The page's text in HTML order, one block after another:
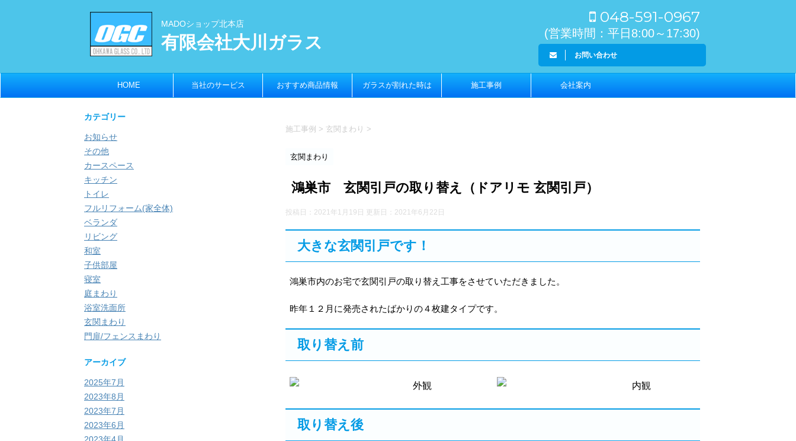
MADOショップ北本店
有限会社大川ガラス
048-591-0967
(営業時間：平日8:00～17:30)
お問い合わせ
HOME 当社のサービス おすすめ商品情報 ガラスが割れた時は 施工事例 会社案内
施工事例 > 玄関まわり >
玄関まわり
鴻巣市 玄関引戸の取り替え（ドアリモ 玄関引戸）
投稿日：2021年1月19日 更新日： 2021年6月22日
大きな玄関引戸です！
鴻巣市内のお宅で玄関引戸の取り替え工事をさせていただきました。
昨年１２月に発売されたばかりの４枚建タイプです。
取り替え前
外観 内観
取り替え後
カテゴリー
お知らせ
その他
カースペース
キッチン
トイレ
フルリフォーム(家全体)
ベランダ
リビング
和室
子供部屋
寝室
庭まわり
浴室洗面所
玄関まわり
門扉/フェンスまわり
アーカイブ
2025年7月
2023年8月
2023年7月
2023年6月